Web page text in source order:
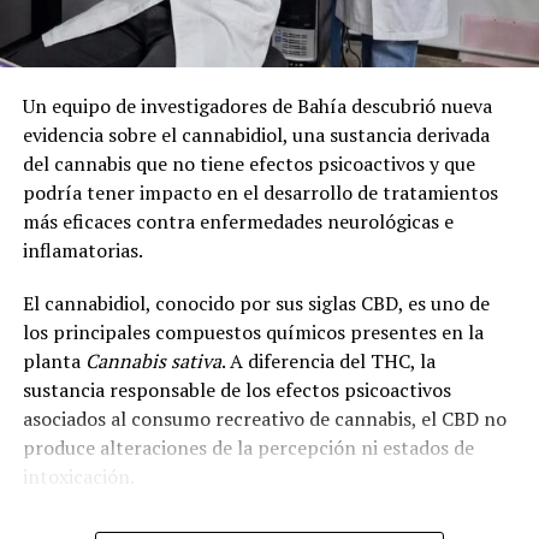
La nota que presentaron los vecinos:
Un equipo de investigadores de Bahía descubrió nueva
evidencia sobre el cannabidiol, una sustancia derivada
del cannabis que no tiene efectos psicoactivos y que
podría tener impacto en el desarrollo de tratamientos
más eficaces contra enfermedades neurológicas e
inflamatorias.
El cannabidiol, conocido por sus siglas CBD, es uno de
los principales compuestos químicos presentes en la
planta Cannabis sativa. A diferencia del THC, la
sustancia responsable de los efectos psicoactivos
asociados al consumo recreativo de cannabis, el CBD no
produce alteraciones de la percepción ni estados de
Cecilia Bouzat, profesora de la UNS e investigadora